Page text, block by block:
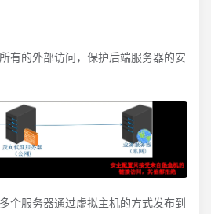
有的外部访问，保护后端服务器的安
个服务器通过虚拟主机的方式发布到